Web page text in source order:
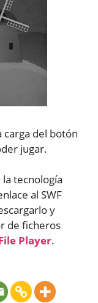
del botón
jugar.
la tecnología
al SWF
y
de ficheros
Player.